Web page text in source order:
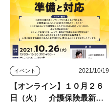
イベント 2021/10/19
【オンライン】１０月２６
日（火） 介護保険最新情